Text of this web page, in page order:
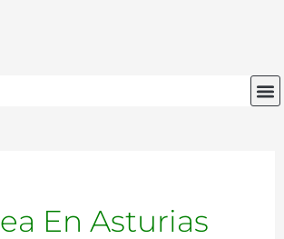
En Asturias